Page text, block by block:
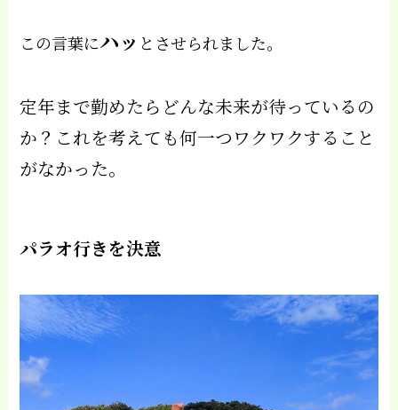
この言葉にハッ とさせられました。
定年まで勤めたらどんな未来が待っているの
か？これを考えても何一つワクワクすること
がなかった。
パラオ行きを決意